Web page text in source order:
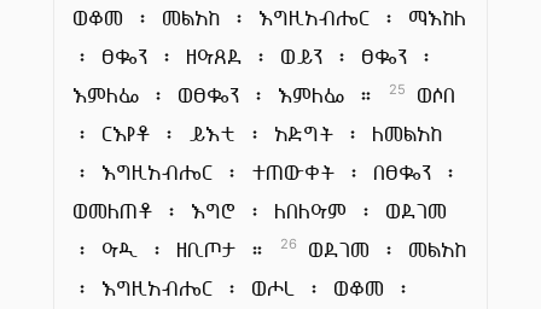
ወቆመ ፡ መልአከ ፡ እግዚአብሔር ፡ ማእከለ
፡ ፀቈን ፡ ዘዓጸደ ፡ ወይን ፡ ፀቈን ፡
እምለፌ ፡ ወፀቈን ፡ እምለፌ ።
25
ወሶበ
፡ ርእየቶ ፡ ይእቲ ፡ አድግት ፡ ለመልአከ
፡ እግዚአብሔር ፡ ተጠውቀት ፡ በፀቈን ፡
ወመለጠቶ ፡ እግሮ ፡ ለበለዓም ፡ ወደገመ
፡ ዓዲ ፡ ዘቢጦታ ።
26
ወደገመ ፡ መልአከ
፡ እግዚአብሔር ፡ ወሖረ ፡ ወቆመ ፡